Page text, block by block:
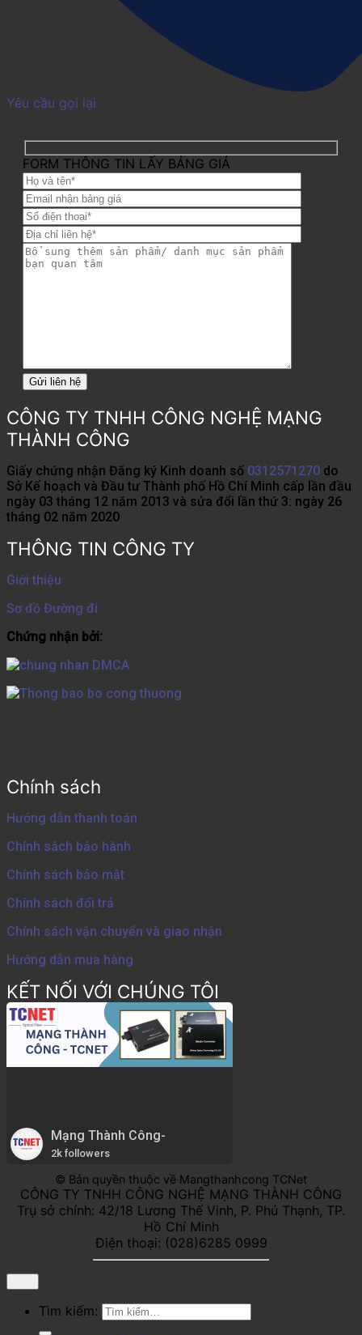
Yêu cầu gọi lại
FORM THÔNG TIN LẤY BẢNG GIÁ
CÔNG TY TNHH CÔNG NGHỆ MẠNG
THÀNH CÔNG
Giấy chứng nhận Đăng ký Kinh doanh số 0312571270 do
Sở Kế hoạch và Đầu tư Thành phố Hồ Chí Minh cấp lần đầu
ngày 03 tháng 12 năm 2013 và sửa đổi lần thứ 3: ngày 26
tháng 02 năm 2020
THÔNG TIN CÔNG TY
Giới thiệu
Sơ đồ Đường đi
Chứng nhận bởi:
Chính sách
Hướng dẫn thanh toán
Chính sách bảo hành
Chính sách bảo mật
Chính sách đổi trả
Chính sách vận chuyển và giao nhận
Hướng dẫn mua hàng
KẾT NỐI VỚI CHÚNG TÔI
Mạng Thành Công-
2k followers
© Bản quyền thuộc về Mangthanhcong TCNet
CÔNG TY TNHH CÔNG NGHỆ MẠNG THÀNH CÔNG
Trụ sở chính: 42/18 Lương Thế Vinh, P. Phú Thạnh, TP.
Hồ Chí Minh
Điện thoại: (028)6285 0999
Tìm kiếm: